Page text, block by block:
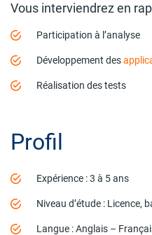
Vous interviendrez en
Participation à l’analyse
Développement des
Réalisation des tests
Profil
Expérience : 3 à 5 ans
Niveau d’étude : Licence,
Langue : Anglais –